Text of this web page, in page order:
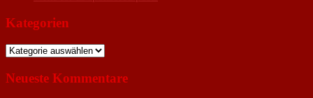
Kategorien
Kategorien
Neueste Kommentare